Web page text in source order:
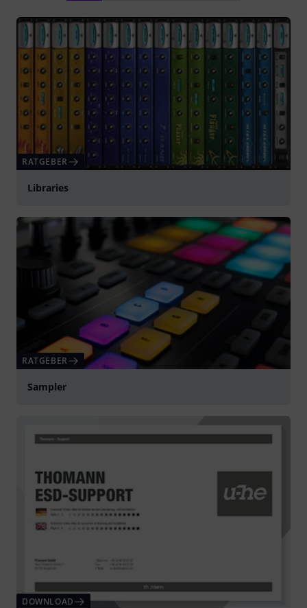
RATGEBER
Libraries
RATGEBER
Sampler
DOWNLOAD